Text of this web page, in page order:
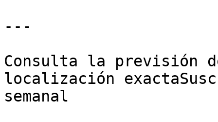
---
Consulta la previsión
localización
semanal